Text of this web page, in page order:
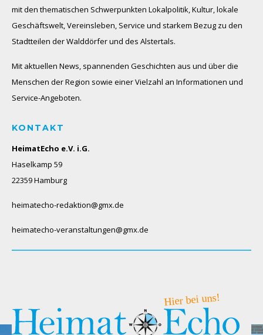
mit den thematischen Schwerpunkten Lokalpolitik, Kultur, lokale
Geschäftswelt, Vereinsleben, Service und starkem Bezug zu den
Stadtteilen der Walddörfer und des Alstertals.
Mit aktuellen News, spannenden Geschichten aus und über die
Menschen der Region sowie einer Vielzahl an Informationen und
Service-Angeboten.
KONTAKT
HeimatEcho e.V. i.G.
Haselkamp 59
22359 Hamburg
heimatecho-redaktion@gmx.de
heimatecho-veranstaltungen@gmx.de